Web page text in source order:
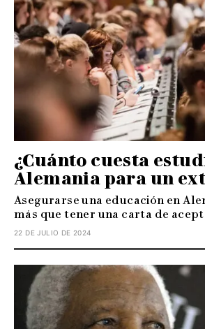
¿Cuánto cuesta
Alemania para un
Asegurarse una educación en
más que tener una carta de
22 DE JULIO DE 2024